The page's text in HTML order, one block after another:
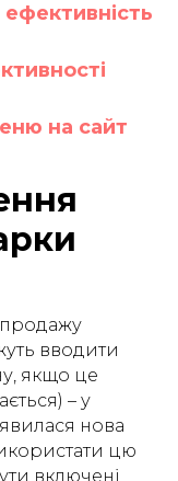
на сайт
продажу
вводити
якщо це
– у
нова
цю
включені